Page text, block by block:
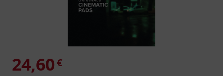
24,60€